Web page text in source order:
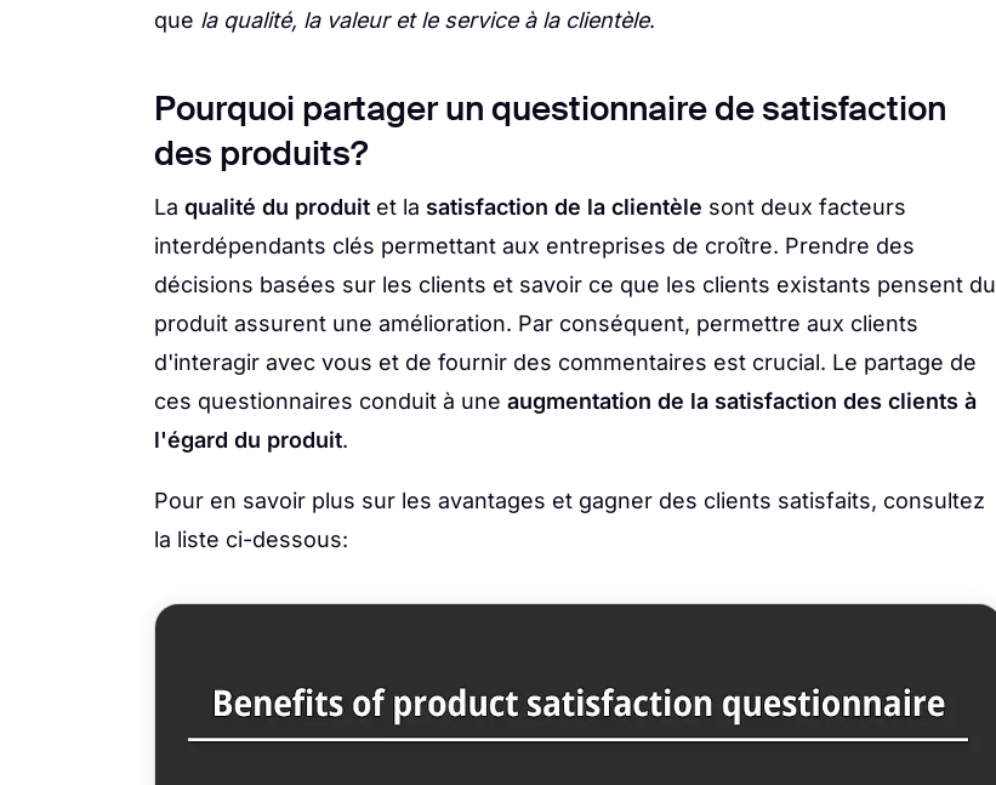
que la qualité, la valeur et le service à la clientèle.
Pourquoi partager un questionnaire de satisfaction
des produits?
La qualité du produit et la satisfaction de la clientèle sont deux facteurs
interdépendants clés permettant aux entreprises de croître. Prendre des
décisions basées sur les clients et savoir ce que les clients existants pensent du
produit assurent une amélioration. Par conséquent, permettre aux clients
d'interagir avec vous et de fournir des commentaires est crucial. Le partage de
ces questionnaires conduit à une augmentation de la satisfaction des clients à
l'égard du produit.
Pour en savoir plus sur les avantages et gagner des clients satisfaits, consultez
la liste ci-dessous: